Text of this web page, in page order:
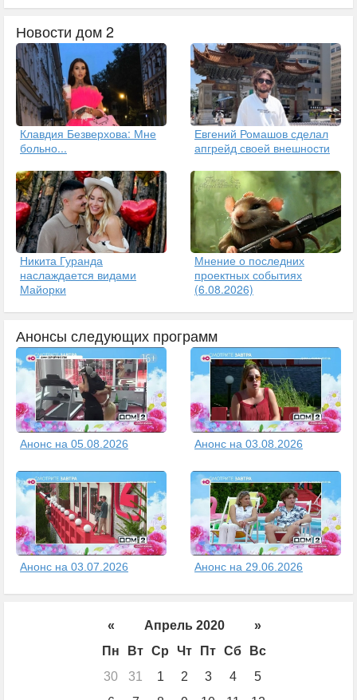
Новости дом 2
Клавдия Безверхова: Мне
больно...
Евгений Ромашов сделал
апгрейд своей внешности
Никита Гуранда
наслаждается видами
Майорки
Мнение о последних
проектных событиях
(6.08.2026)
Анонсы следующих программ
Анонс на 05.08.2026 Анонс на 03.08.2026
Анонс на 03.07.2026 Анонс на 29.06.2026
« Апрель 2020
»
Пн
Вт Ср Чт Пт Сб
Вс
30
31 1 2 3 4
5